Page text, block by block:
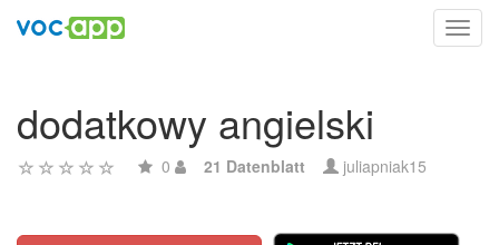
dodatkowy angielski
0 21 Datenblatt juliapniak15